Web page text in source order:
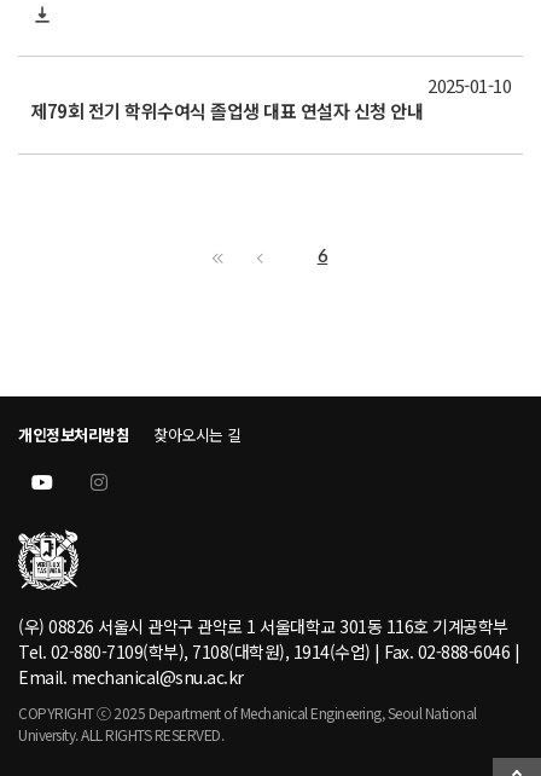
제79회 전기 학위수여식 졸업생 대표 연설자 신청 안내
2025-01-10
6
개인정보처리방침 찾아오시는 길
(우) 08826 서울시 관악구 관악로 1 서울대학교 301동 116호 기계공학부
Tel. 02-880-7109(학부), 7108(대학원), 1914(수업) | Fax. 02-888-6046 |
Email. mechanical@snu.ac.kr
COPYRIGHT ⓒ 2025 Department of Mechanical Engineering, Seoul National
University. ALL RIGHTS RESERVED.